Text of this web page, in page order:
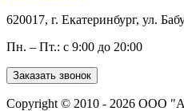
620017, г. Екатеринбург, ул.
Пн. – Пт.: с 9:00 до 20:00
Заказать звонок
Copyright © 2010 - 2026 ООО